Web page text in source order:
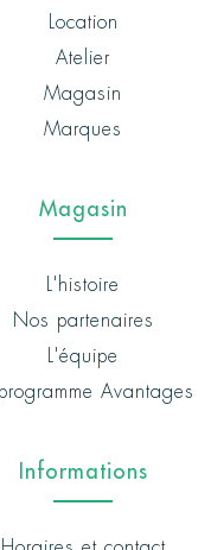
Location
Atelier
Magasin
Marques
Magasin
L'histoire
Nos partenaires
L'équipe
Avantages
Informations